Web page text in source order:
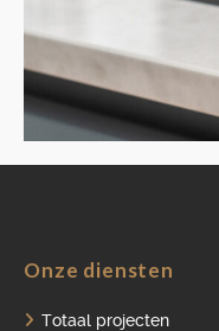
Onze diensten
Totaal projecten